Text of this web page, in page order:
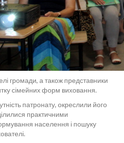
громади, а також представники
сімейних форм виховання.
патронату, окреслили його
практичними
населення і пошуку